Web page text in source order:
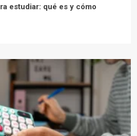
estudiar: qué es y cómo